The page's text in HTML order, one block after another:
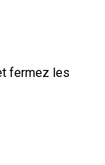
fermez les